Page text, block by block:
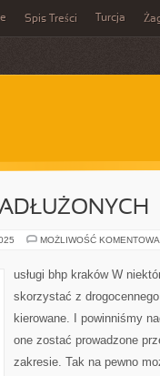
Spis Treści Turcja
MOŻLIWOŚĆ
usługi bhp kraków W
skorzystać z
kierowane. I powinniśmy
one zostać prowadzone
zakresie. Tak na pewno